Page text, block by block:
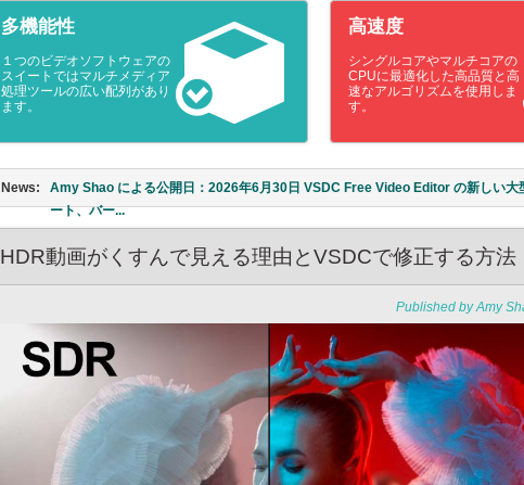
多機能性
１つのビデオソフトウェアの
スイートではマルチメディア
処理ツールの広い配列があり
ます。
高速度
シングルコアやマルチコアの
CPUに最適化した高品質と高
速なアルゴリズムを使用しま
す。
News:
Amy Shao による公開日：2026年3月11日 クリエイティブな人にとって最高の
でしょうか。もちろん、新しい可能性...
HDR動画がくすんで見える理由とVSDCで修正する方法
Published by Amy